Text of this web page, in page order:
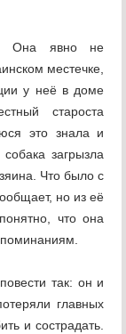
Она явно не
местечке,
у неё в доме
староста
это знала и
загрызла
Что было с
но из её
что она
так: он и
главных
и сострадать.